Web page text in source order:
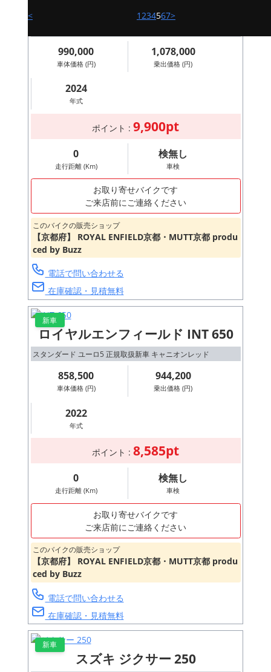
< 1 234567>
イタルジェット Dragster125
990,000
車体価格 (円)
1,078,000
乗出価格 (円)
2024
年式
ポイント : 9,900pt
0
走行距離 (Km)
検無し
車検
お取り寄せバイクです
ご来店前にご連絡ください
このバイクの販売ショップ
【京都府】 ROYAL ENFIELD京都・MUTT京都 produ
ced by Buzz
電話で問い合わせる
在庫確認・見積無料
新車
ロイヤルエンフィールド INT 650
スタンダード ユーロ5 正規取扱新車 キャニオンレッド
858,500
車体価格 (円)
944,200
乗出価格 (円)
2022
年式
ポイント : 8,585pt
0
走行距離 (Km)
検無し
車検
お取り寄せバイクです
ご来店前にご連絡ください
このバイクの販売ショップ
【京都府】 ROYAL ENFIELD京都・MUTT京都 produ
ced by Buzz
電話で問い合わせる
在庫確認・見積無料
新車
スズキ ジクサー 250